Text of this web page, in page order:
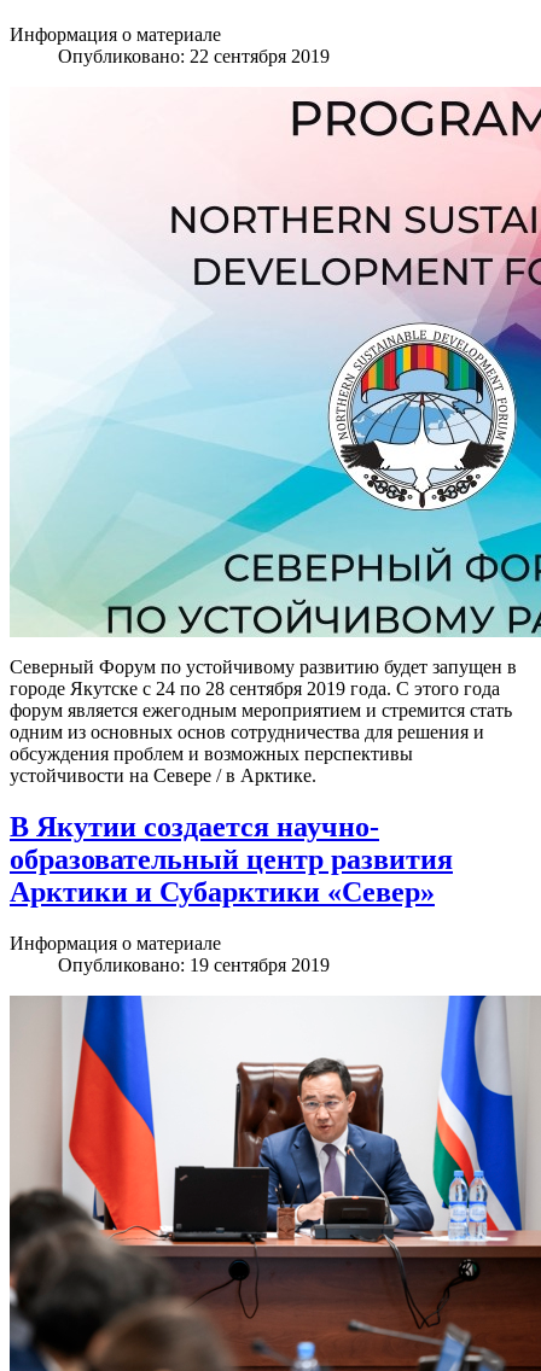
Информация о материале
Опубликовано: 22 сентября 2019
Северный Форум по устойчивому развитию будет запущен в
городе Якутске с 24 по 28 сентября 2019 года. С этого года
форум является ежегодным мероприятием и стремится стать
одним из основных основ сотрудничества для решения и
обсуждения проблем и возможных перспективы
устойчивости на Севере / в Арктике.
В Якутии создается научно-
образовательный центр развития
Арктики и Субарктики «Север»
Информация о материале
Опубликовано: 19 сентября 2019